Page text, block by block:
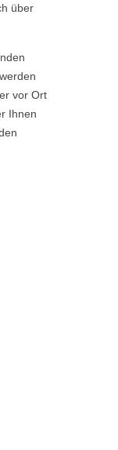
über
vor Ort
Ihnen